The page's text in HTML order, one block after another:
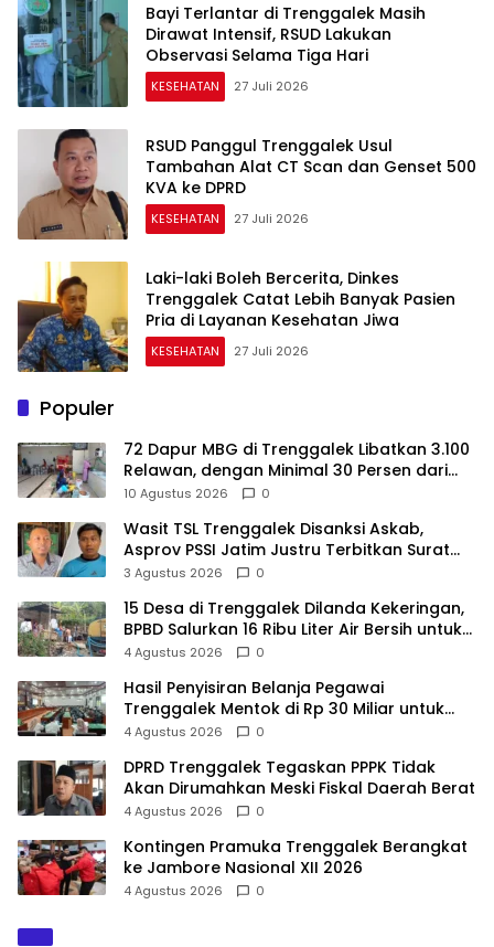
Bayi Terlantar di Trenggalek Masih
Dirawat Intensif, RSUD Lakukan
Observasi Selama Tiga Hari
KESEHATAN 27 Juli 2026
RSUD Panggul Trenggalek Usul
Tambahan Alat CT Scan dan Genset 500
KVA ke DPRD
KESEHATAN 27 Juli 2026
Laki-laki Boleh Bercerita, Dinkes
Trenggalek Catat Lebih Banyak Pasien
Pria di Layanan Kesehatan Jiwa
KESEHATAN 27 Juli 2026
Populer
72 Dapur MBG di Trenggalek Libatkan 3.100
Relawan, dengan Minimal 30 Persen dari
Desil 1 dan 2
10 Agustus 2026 0
Wasit TSL Trenggalek Disanksi Askab,
Asprov PSSI Jatim Justru Terbitkan Surat
Tugas di Hari yang Sama
3 Agustus 2026 0
15 Desa di Trenggalek Dilanda Kekeringan,
BPBD Salurkan 16 Ribu Liter Air Bersih untuk
900 Warga
4 Agustus 2026 0
Hasil Penyisiran Belanja Pegawai
Trenggalek Mentok di Rp 30 Miliar untuk
Infrastruktur
4 Agustus 2026 0
DPRD Trenggalek Tegaskan PPPK Tidak
Akan Dirumahkan Meski Fiskal Daerah Berat
4 Agustus 2026 0
Kontingen Pramuka Trenggalek Berangkat
ke Jambore Nasional XII 2026
4 Agustus 2026 0